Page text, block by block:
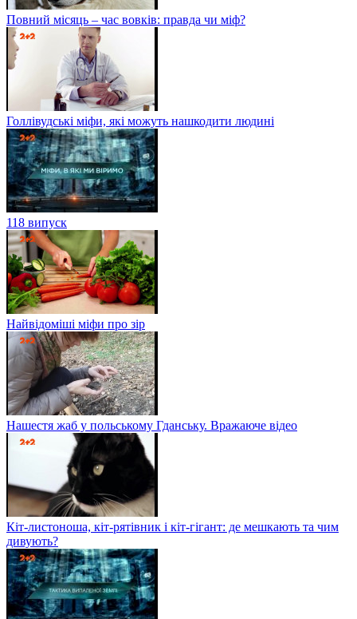
Повний місяць – час вовків: правда чи міф?
Голлівудські міфи, які можуть нашкодити людині
118 випуск
Найвідоміші міфи про зір
Нашестя жаб у польському Гданську. Вражаюче відео
Кіт-листоноша, кіт-рятівник і кіт-гігант: де мешкають та чим
дивують?